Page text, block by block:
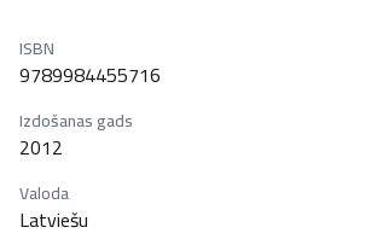
ISBN
9789984455716
Izdošanas gads
2012
Valoda
Latviešu